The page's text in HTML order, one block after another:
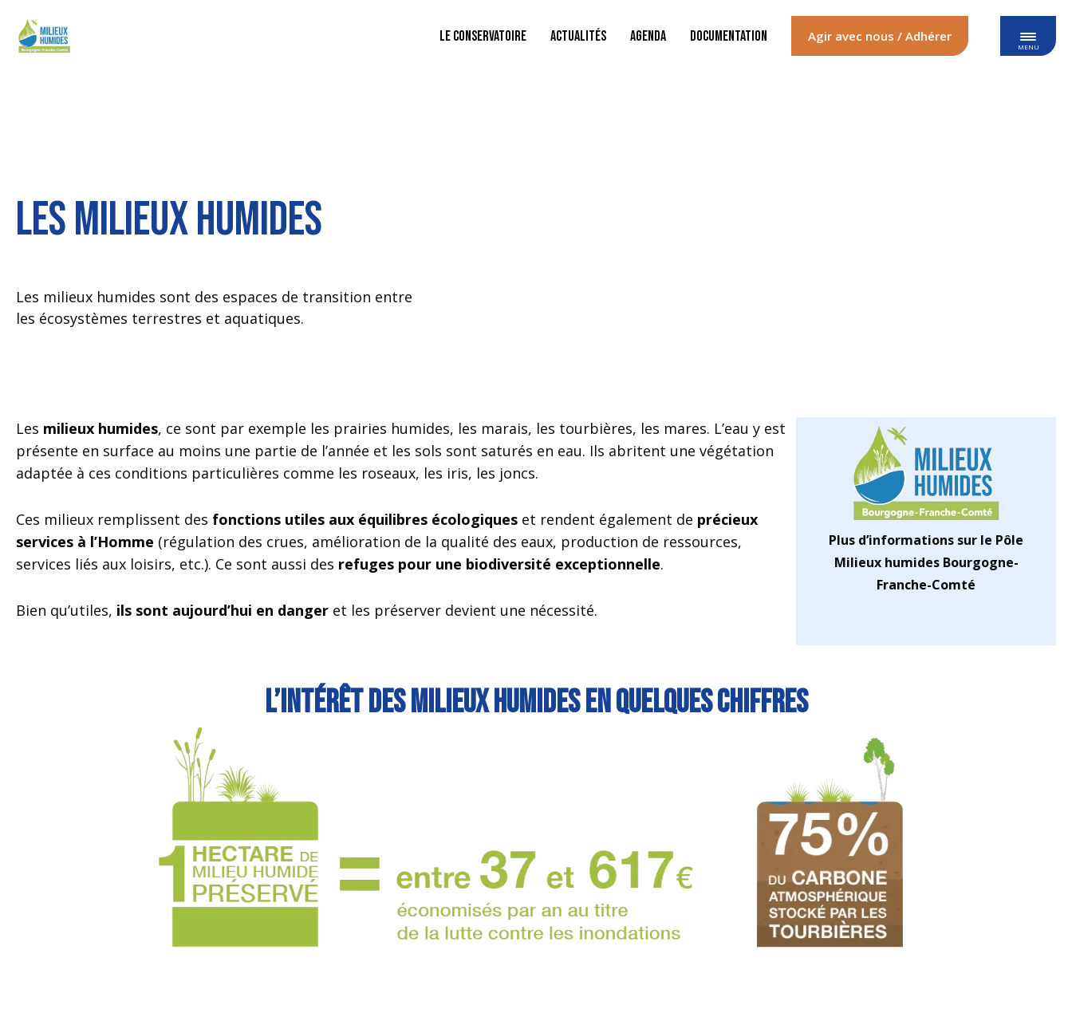
Le conservatoire Actualités Agenda Documentation Agir avec nous / Adhérer
MENU
Les milieux humides
Les milieux humides sont des espaces de transition entre
les écosystèmes terrestres et aquatiques.
Les milieux humides, ce sont par exemple les prairies humides, les marais, les tourbières, les mares. L’eau y est
présente en surface au moins une partie de l’année et les sols sont saturés en eau. Ils abritent une végétation
adaptée à ces conditions particulières comme les roseaux, les iris, les joncs.
Ces milieux remplissent des fonctions utiles aux équilibres écologiques et rendent également de précieux
services à l’Homme (régulation des crues, amélioration de la qualité des eaux, production de ressources,
services liés aux loisirs, etc.). Ce sont aussi des refuges pour une biodiversité exceptionnelle.
Bien qu’utiles, ils sont aujourd’hui en danger et les préserver devient une nécessité.
Plus d’informations sur le Pôle
Milieux humides Bourgogne-
Franche-Comté
L’intérêt des milieux humides en quelques chiffres